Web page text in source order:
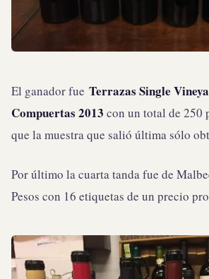
El ganador fue Terrazas Single
Compuertas 2013 con un total de 250
que la muestra que salió última sólo
Por último la cuarta tanda fue de
Pesos con 16 etiquetas de un precio